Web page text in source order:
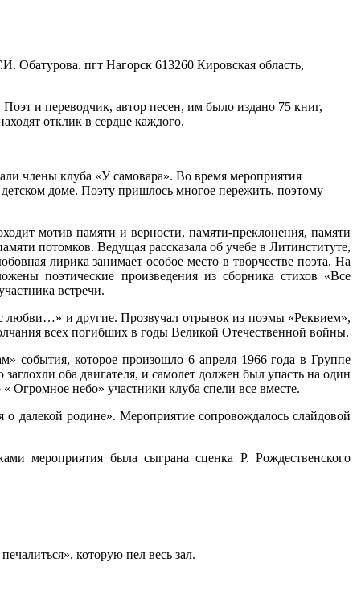
Обатурова. пгт Нагорск 613260 Кировская область,
и переводчик, автор песен, им было издано 75 книг,
отклик в сердце каждого.
члены клуба «У самовара». Во время мероприятия
доме. Поэту пришлось многое пережить, поэтому
мотив памяти и верности, памяти-преклонения, памяти
потомков. Ведущая рассказала об учебе в Литинституте,
лирика занимает особое место в творчестве поэта. На
поэтические произведения из сборника стихов «Все
встречи.
и другие. Прозвучал отрывок из поэмы «Реквием»,
всех погибших в годы Великой Отечественной войны.
события, которое произошло 6 апреля 1966 года в Группе
оба двигателя, и самолет должен был упасть на один
Огромное небо» участники клуба спели все вместе.
далекой родине». Мероприятие сопровождалось слайдовой
мероприятия была сыграна сценка Р. Рождественского
которую пел весь зал.